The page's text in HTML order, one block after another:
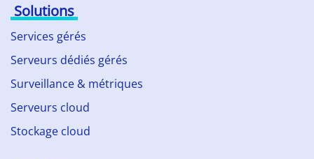
Solutions
Services gérés
Serveurs dédiés gérés
Surveillance & métriques
Serveurs cloud
Stockage cloud